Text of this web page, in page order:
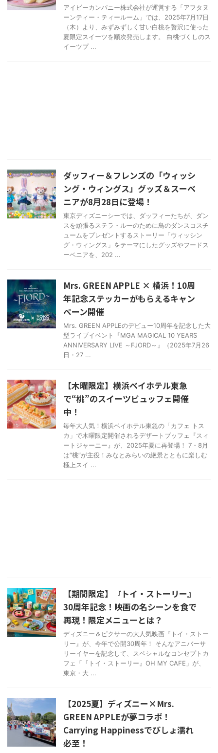
アイビーカンパニー株式会社が運営する「アフタヌ
ーンティー・ティールーム」では、2025年7月17日
（木）より、みずみずしく甘い白桃を贅沢に使った
夏限定スイーツを順次発売します。 白桃づくしのス
イーツプ ...
ダッフィー＆フレンズの「ウィッシ
ング・ウィングス」グッズ＆スーベ
ニアが8月28日に登場！
東京ディズニーシーでは、ダッフィーたちが、ダン
スを頑張るステラ・ルーのために鳥のダンスコスチ
ュームをプレゼントするストーリー「ウィッシン
グ・ウィングス」をテーマにしたグッズやフードス
ーベニアを、202 ...
Mrs. GREEN APPLE × 横浜！10周
年記念ステッカーがもらえるキャン
ペーン開催
Mrs. GREEN APPLEのデビュー10周年を記念した大
型ライブイベント『MGA MAGICAL 10 YEARS
ANNIVERSARY LIVE ～FJORD～』（2025年7月26
日・27 ...
【木曜限定】横浜ベイホテル東急
で“桃”のスイーツビュッフェ開催
中！
毎年大人気！横浜ベイホテル東急の「カフェ トス
カ」で木曜限定開催されるデザートブッフェ『スィ
ートジャーニー』が、2025年夏に再登場！ 7・8月
は“桃”が主役！みなとみらいの絶景とともに楽しむ
極上スイ ...
【期間限定】『トイ・ストーリー』
30周年記念！映画の名シーンを食で
再現！限定メニューとは？
ディズニー＆ピクサーの大人気映画『トイ・ストー
リー』が、今年で公開30周年！ そんなアニバーサ
リーイヤーを記念して、スペシャルなコンセプトカ
フェ「『トイ・ストーリー』OH MY CAFE」が、
東京・大 ...
【2025夏】ディズニー×Mrs.
GREEN APPLEが夢コラボ！
Carrying Happinessでびしょ濡れ
必至！